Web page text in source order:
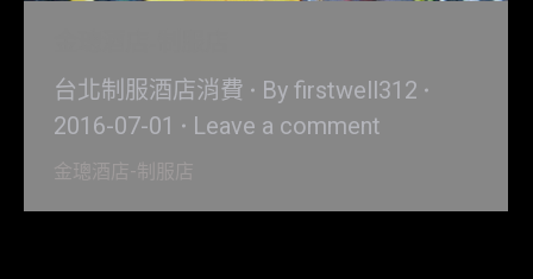
台北制服酒店消費 By firstwell312
2016-07-01
Leave a comment
金璁酒店-制服店